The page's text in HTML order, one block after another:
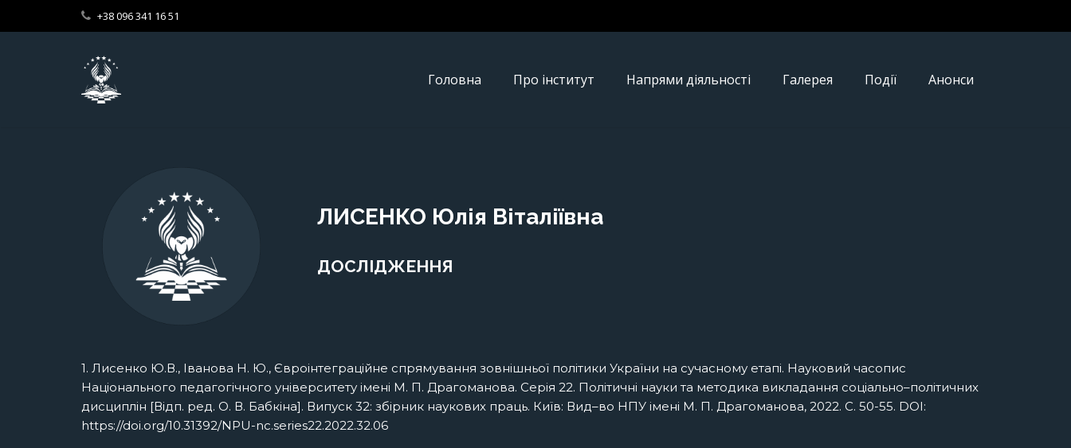
+38 096 341 16 51
Головна Про інститут Напрями діяльності Галерея Події Анонси
ЛИСЕНКО Юлія Віталіївна
ДОСЛІДЖЕННЯ
1. Лисенко Ю.В., Іванова Н. Ю., Євроінтеграційне спрямування зовнішньої політики України на сучасному етапі. Науковий часопис
Національного педагогічного університету імені М. П. Драгоманова. Серія 22. Політичні науки та методика викладання соціально–політичних
дисциплін [Відп. ред. О. В. Бабкіна]. Випуск 32: збірник наукових праць. Київ: Вид–во НПУ імені М. П. Драгоманова, 2022. С. 50-55. DOI:
https://doi.org/10.31392/NPU-nc.series22.2022.32.06